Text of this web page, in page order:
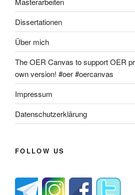
Dissertationen
Über mich
The OER Canvas to support OER
own version! #oer #oercanvas
Impressum
Datenschutzerklärung
FOLLOW US